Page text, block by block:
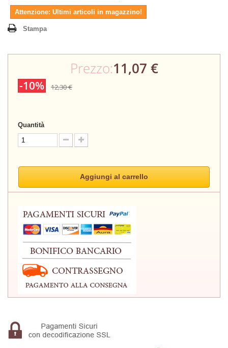
Attenzione: Ultimi articoli in magazzino!
Stampa
Prezzo:11,07 €
-10% 12,30 €
Quantità
Aggiungi al carrello